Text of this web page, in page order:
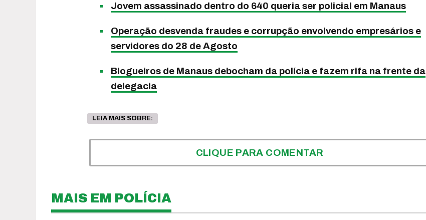
Jovem assassinado dentro do 640 queria ser policial em Manaus
Operação desvenda fraudes e corrupção envolvendo empresários e
servidores do 28 de Agosto
Blogueiros de Manaus debocham da polícia e fazem rifa na frente da
delegacia
LEIA MAIS SOBRE:
CLIQUE PARA COMENTAR
MAIS EM POLÍCIA